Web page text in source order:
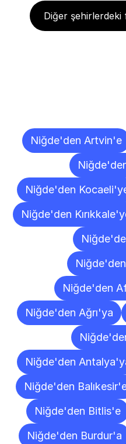
Diğer şehirlerdeki
Niğde'den Artvin'e
Niğde'den
Niğde'den
Niğde'den
Niğde'den Ağrı'ya
Niğde'den
Niğde'den
Niğde'den Bitlis'e
Niğde'den Burdur'a